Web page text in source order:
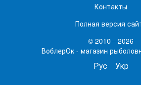
Контакты
Полная версия
© 2010—2026
ВоблерОк - магазин
Рус Укр